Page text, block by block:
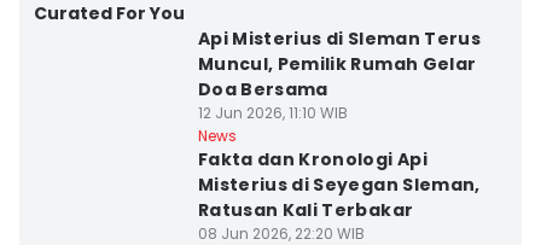
Curated For You
Api Misterius di Sleman Terus
Muncul, Pemilik Rumah Gelar
Doa Bersama
12 Jun 2026, 11:10 WIB
News
Fakta dan Kronologi Api
Misterius di Seyegan Sleman,
Ratusan Kali Terbakar
08 Jun 2026, 22:20 WIB